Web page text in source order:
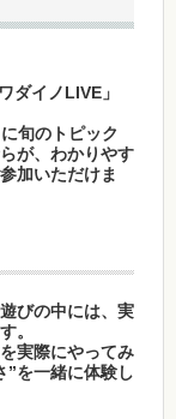
ダイノLIVE」
旬のトピック
が、わかりやす
加いただけま
びの中には、実
。
実際にやってみ
”を一緒に体験し